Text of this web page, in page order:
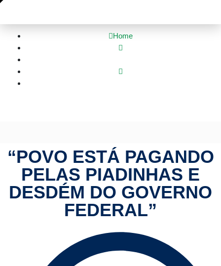
Home
“POVO ESTÁ PAGANDO
PELAS PIADINHAS E
DESDÉM DO GOVERNO
FEDERAL”